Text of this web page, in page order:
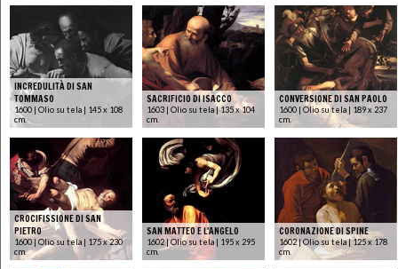
INCREDULITÀ DI SAN
TOMMASO
1600 | Olio su tela | 145 x 108
cm.
SACRIFICIO DI ISACCO
1603 | Olio su tela | 135 x 104
cm.
CONVERSIONE DI SAN PAOLO
1600 | Olio su tela | 189 x 237
cm.
CROCIFISSIONE DI SAN
PIETRO
1600 | Olio su tela | 175 x 230
cm.
SAN MATTEO E L'ANGELO
1602 | Olio su tela | 195 x 295
cm.
CORONAZIONE DI SPINE
1602 | Olio su tela | 125 x 178
cm.